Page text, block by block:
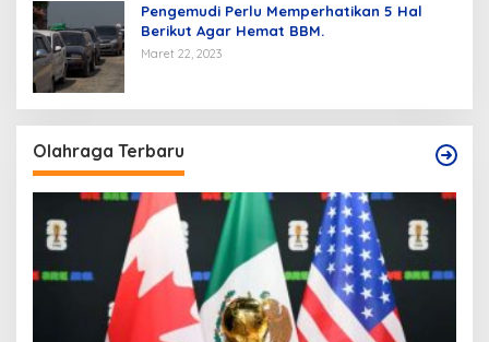
Pengemudi Perlu Memperhatikan 5 Hal
Berikut Agar Hemat BBM.
Maret 22, 2023
Olahraga Terbaru